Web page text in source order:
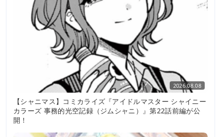
2026.08.08
【シャニマス】コミカライズ『アイドルマスター シャイニー
カラーズ 事務的光空記録（ジムシャニ）』第22話前編が公
開！